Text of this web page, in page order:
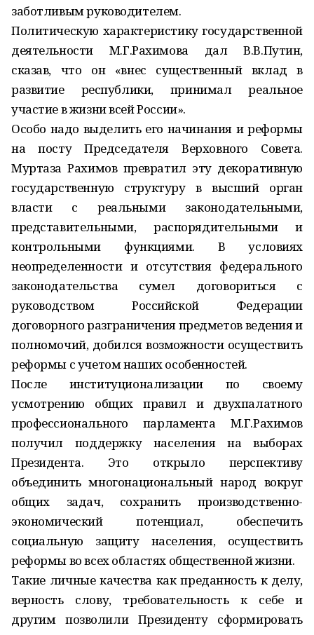
заботливым руководителем.
Политическую характеристику государственной
деятельности М.Г.Рахимова дал В.В.Путин,
сказав, что он «внес существенный вклад в
развитие рес­публики, принимал реальное
участие в жизни всей России».
Особо надо выделить его начинания и реформы
на посту Председателя Верховного Совета.
Муртаза Рахимов превратил эту декоративную
государственную структуру в высший орган
власти с реальными законодательными,
представительными, распорядительными и
контрольными функциями. В условиях
неопределенности и отсутствия федерального
законодательства сумел договориться с
руководством Российской Федерации
договорного разграничения предметов ведения и
полномочий, добился возможности осуществить
реформы с учетом наших особенностей.
После институционализации по своему
усмотрению общих правил и двухпалатного
профессионального парламента М.Г.Рахимов
получил поддержку населения на выборах
Президента. Это открыло перспективу
объединить многонациональный народ вокруг
общих задач, сохранить производственно-
экономический потенциал, обеспечить
социальную защиту населения, осуществить
реформы во всех областях общественной жизни.
Такие личные качества как преданность к делу,
верность слову, требовательность к себе и
другим позволили Президенту сформировать